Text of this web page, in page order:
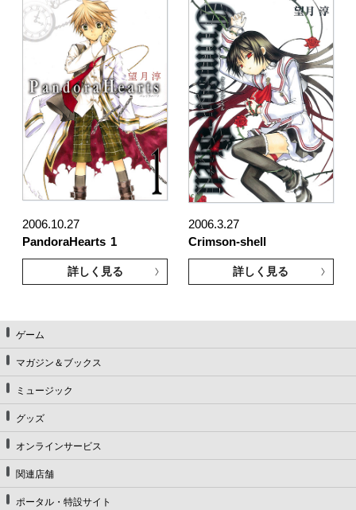
2006.10.27
PandoraHearts 1
詳しく見る
2006.3.27
Crimson-shell
詳しく見る
ゲーム
マガジン＆ブックス
ミュージック
グッズ
オンラインサービス
関連店舗
ポータル・特設サイト